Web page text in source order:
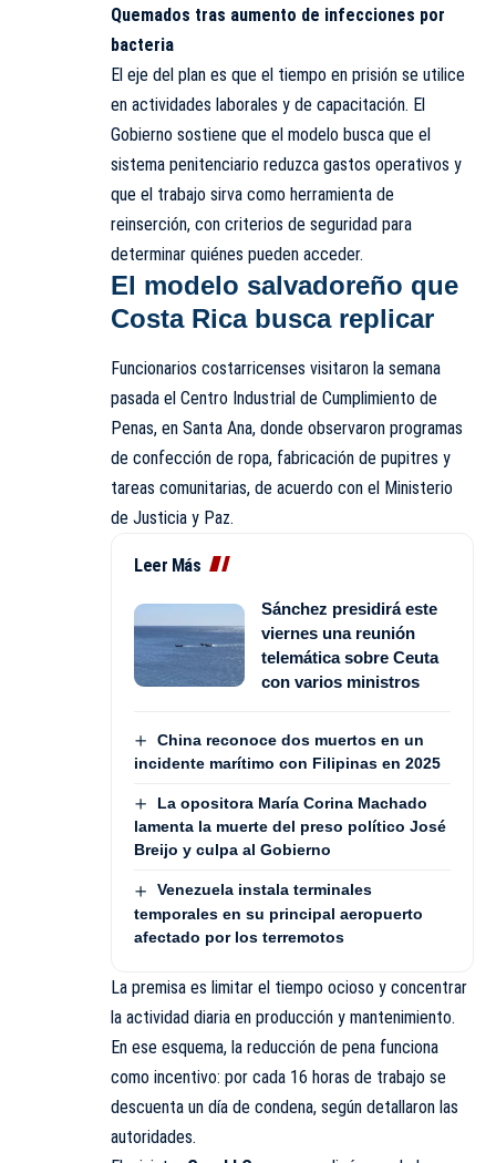
Quemados tras aumento de infecciones por
bacteria
El eje del plan es que el tiempo en prisión se utilice
en actividades laborales y de capacitación. El
Gobierno sostiene que el modelo busca que el
sistema penitenciario reduzca gastos operativos y
que el trabajo sirva como herramienta de
reinserción, con criterios de seguridad para
determinar quiénes pueden acceder.
El modelo salvadoreño que
Costa Rica busca replicar
Funcionarios costarricenses visitaron la semana
pasada el Centro Industrial de Cumplimiento de
Penas, en Santa Ana, donde observaron programas
de confección de ropa, fabricación de pupitres y
tareas comunitarias, de acuerdo con el Ministerio
de Justicia y Paz.
Leer Más
Sánchez presidirá este
viernes una reunión
telemática sobre Ceuta
con varios ministros
China reconoce dos muertos en un
incidente marítimo con Filipinas en 2025
La opositora María Corina Machado
lamenta la muerte del preso político José
Breijo y culpa al Gobierno
Venezuela instala terminales
temporales en su principal aeropuerto
afectado por los terremotos
La premisa es limitar el tiempo ocioso y concentrar
la actividad diaria en producción y mantenimiento.
En ese esquema, la reducción de pena funciona
como incentivo: por cada 16 horas de trabajo se
descuenta un día de condena, según detallaron las
autoridades.